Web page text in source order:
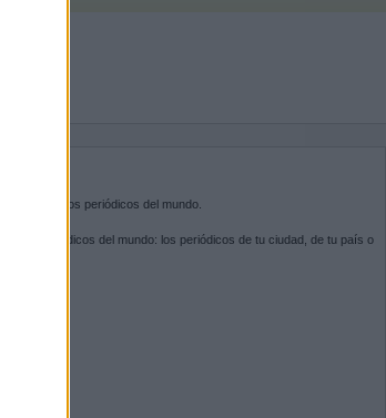
entrada a los periódicos del mundo.
de los periódicos del mundo: los periódicos de tu ciudad, de tu país o